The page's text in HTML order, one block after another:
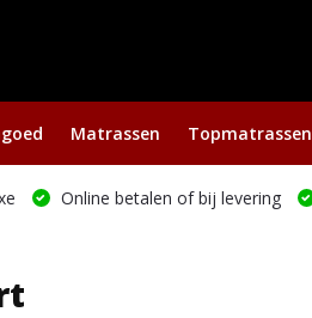
Matrassen Topmatrassen
Online betalen of bij levering